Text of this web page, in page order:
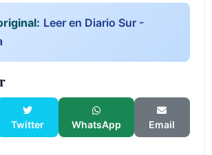
Leer en Diario Sur -
Twitter WhatsApp Email